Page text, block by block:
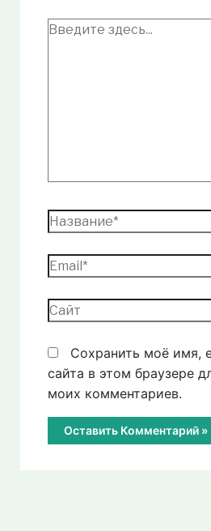
Введите
Название*
Email*
Сайт
Сохранить моё имя,
сайта в этом браузере
моих комментариев.